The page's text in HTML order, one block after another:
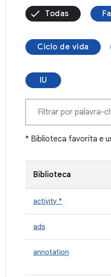
Todas
Ciclo de vida
IU
* Biblioteca favorita e
Biblioteca
activity *
ads
annotation